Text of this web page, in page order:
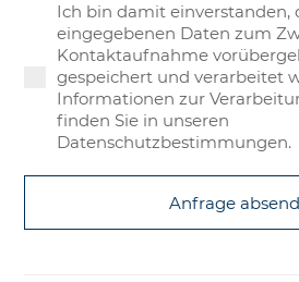
Ich bin damit einverstanden,
eingegebenen Daten zum
Kontaktaufnahme
gespeichert und verarbeitet
Informationen zur
finden Sie in unseren
Datenschutzbestimmungen.
Anfrage